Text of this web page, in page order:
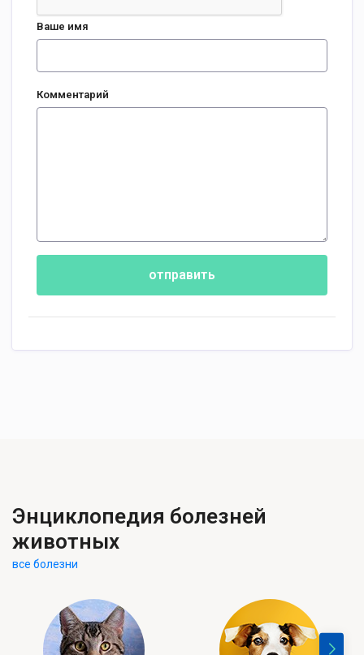
Ваше имя
Комментарий
отправить
Энциклопедия болезней
животных
все болезни